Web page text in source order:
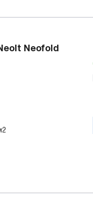
Neofold